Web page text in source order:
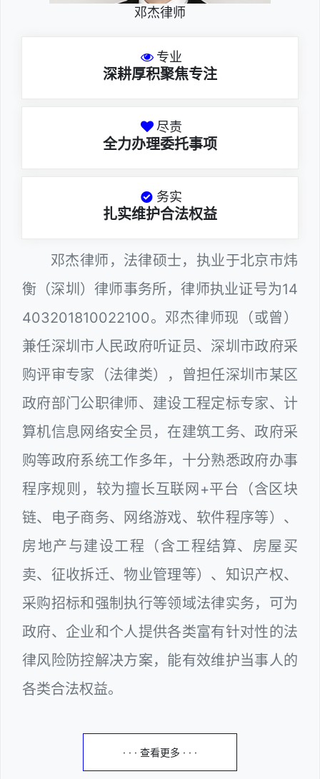
邓杰律师
专业
深耕厚积聚焦专注
尽责
全力办理委托事项
务实
扎实维护合法权益
邓杰律师，法律硕士，执业于北京市炜
衡（深圳）律师事务所，律师执业证号为14
403201810022100。邓杰律师现（或曾）
兼任深圳市人民政府听证员、深圳市政府采
购评审专家（法律类），曾担任深圳市某区
政府部门公职律师、建设工程定标专家、计
算机信息网络安全员，在建筑工务、政府采
购等政府系统工作多年，十分熟悉政府办事
程序规则，较为擅长互联网+平台（含区块
链、电子商务、网络游戏、软件程序等）、
房地产与建设工程（含工程结算、房屋买
卖、征收拆迁、物业管理等）、知识产权、
采购招标和强制执行等领域法律实务，可为
政府、企业和个人提供各类富有针对性的法
律风险防控解决方案，能有效维护当事人的
各类合法权益。
· · · 查看更多 · · ·